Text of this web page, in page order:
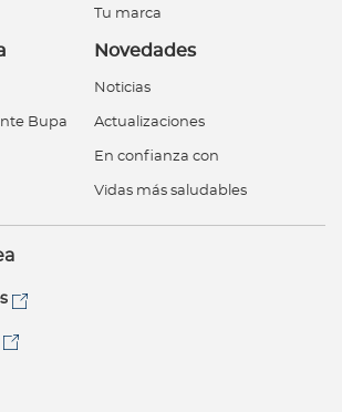
Tu marca
Bupa
Novedades
Noticias
Actualizaciones
En confianza con
Vidas más saludables